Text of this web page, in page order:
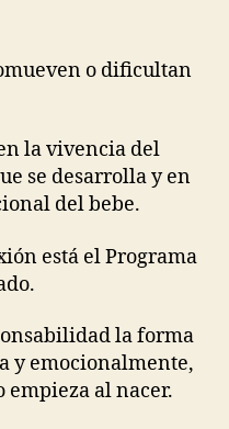
o dificultan
la vivencia del
se desarrolla y en
del bebe.
está el Programa
la forma
y emocionalmente,
empieza al nacer.